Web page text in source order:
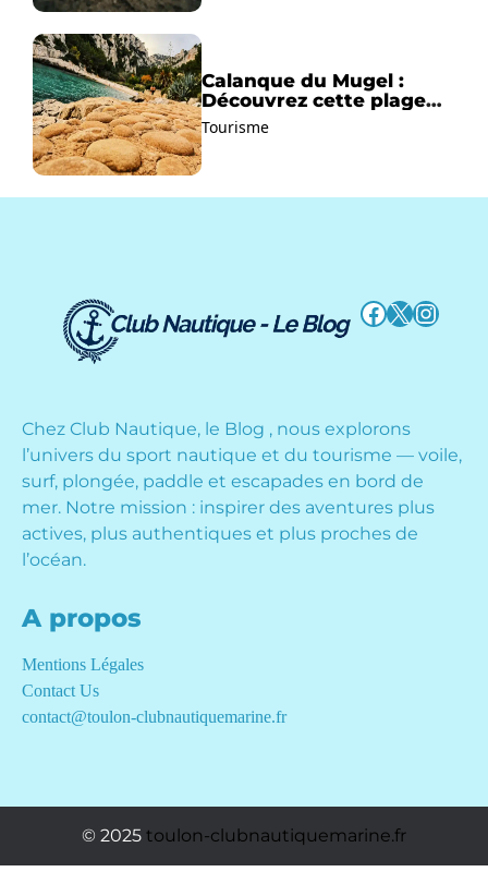
Calanque du Mugel :
Découvrez cette plage
paradisiaque à La Ciotat
!
Tourisme
Facebook
X
Chez Club Nautique, le Blog , nous explorons
l’univers du sport nautique et du tourisme — voile,
surf, plongée, paddle et escapades en bord de
mer. Notre mission : inspirer des aventures plus
actives, plus authentiques et plus proches de
l’océan.
A propos
Mentions Légales
Contact Us
contact@toulon-clubnautiquemarine.fr
© 2025 toulon-clubnautiquemarine.fr